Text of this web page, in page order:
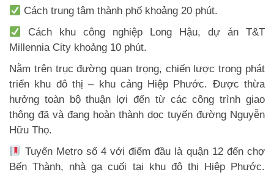
Cách trung tâm thành phố khoảng 20 phút.
Cách khu công nghiệp Long Hậu, dự án T&T
Millennia City khoảng 10 phút.
Nằm trên trục đường quan trọng, chiến lược trong phát
triển khu đô thị – khu cảng Hiệp Phước. Được thừa
hưởng toàn bộ thuận lợi đến từ các công trình giao
thông đã và đang hoàn thành dọc tuyến đường Nguyễn
Hữu Thọ.
Tuyến Metro số 4 với điểm đầu là quận 12 đến chợ
Bến Thành, nhà ga cuối tại khu đô thị Hiệp Phước.